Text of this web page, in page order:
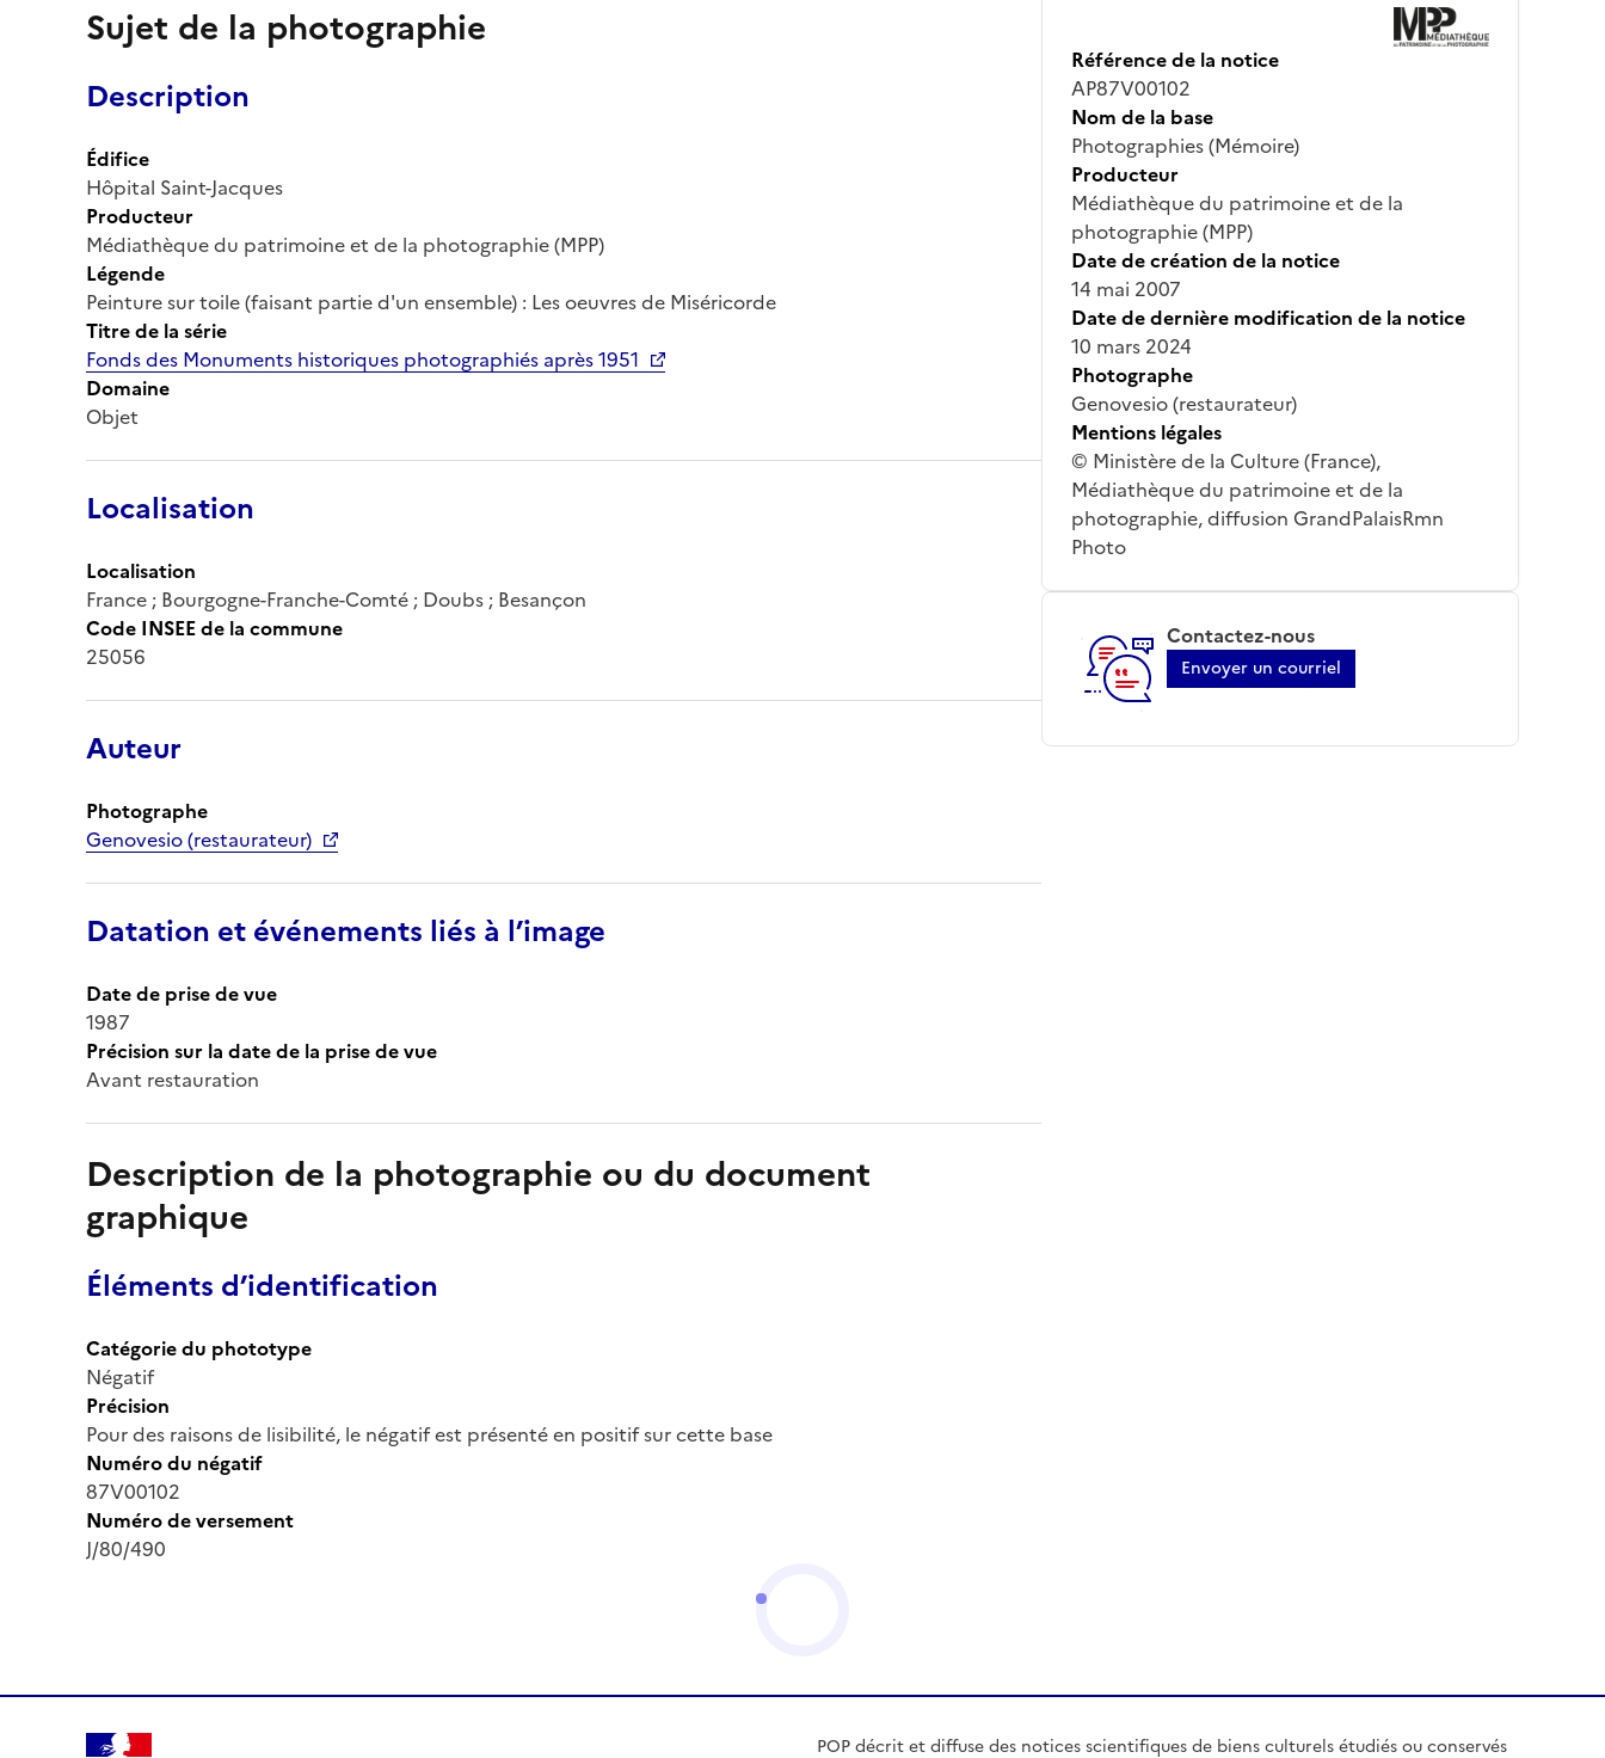
Sujet de la photographie
Description
Édifice
Hôpital Saint-Jacques
Producteur
Médiathèque du patrimoine et de la photographie (MPP)
Légende
Peinture sur toile (faisant partie d'un ensemble) : Les oeuvres de Miséricorde
Titre de la série
Fonds des Monuments historiques photographiés après 1951
Domaine
Objet
Localisation
Localisation
France ; Bourgogne-Franche-Comté ; Doubs ; Besançon
Code INSEE de la commune
25056
Auteur
Photographe
Genovesio (restaurateur)
Datation et événements liés à l’image
Date de prise de vue
1987
Précision sur la date de la prise de vue
Avant restauration
Description de la photographie ou du document
graphique
Éléments d’identification
Catégorie du phototype
Négatif
Précision
Pour des raisons de lisibilité, le négatif est présenté en positif sur cette base
Numéro du négatif
87V00102
Numéro de versement
J/80/490
Référence de la notice
AP87V00102
Nom de la base
Photographies (Mémoire)
Producteur
Médiathèque du patrimoine et de la
photographie (MPP)
Date de création de la notice
14 mai 2007
Date de dernière modification de la notice
10 mars 2024
Photographe
Genovesio (restaurateur)
Mentions légales
© Ministère de la Culture (France),
Médiathèque du patrimoine et de la
photographie, diffusion GrandPalaisRmn
Photo
Contactez-nous
Envoyer un courriel
POP décrit et diffuse des notices scientifiques de biens culturels étudiés ou conservés